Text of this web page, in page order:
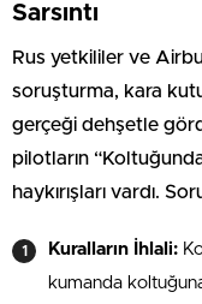
Sarsıntı
Rus yetkililer ve
soruşturma, kara kutu
gerçeği dehşetle
pilotların
haykırışları vardı.
Kuralların İhlali:
kumanda